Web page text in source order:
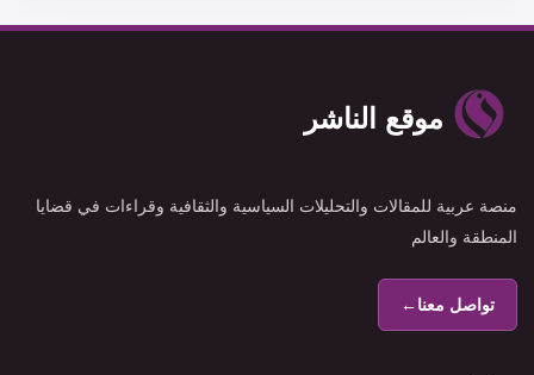
موقع الناشر
منصة عربية للمقالات والتحليلات السياسية والثقافية وقراءات في قضايا
المنطقة والعالم
تواصل معنا←